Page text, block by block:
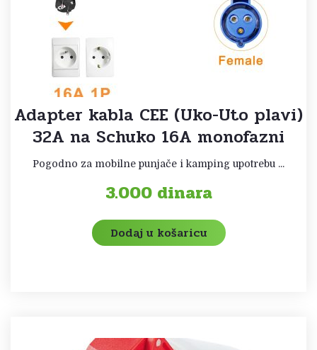
Adapter kabla CEE (Uko-Uto plavi)
32A na Schuko 16A monofazni
Pogodno za mobilne punjače i kamping upotrebu ...
3.000 dinara
Dodaj u košaricu